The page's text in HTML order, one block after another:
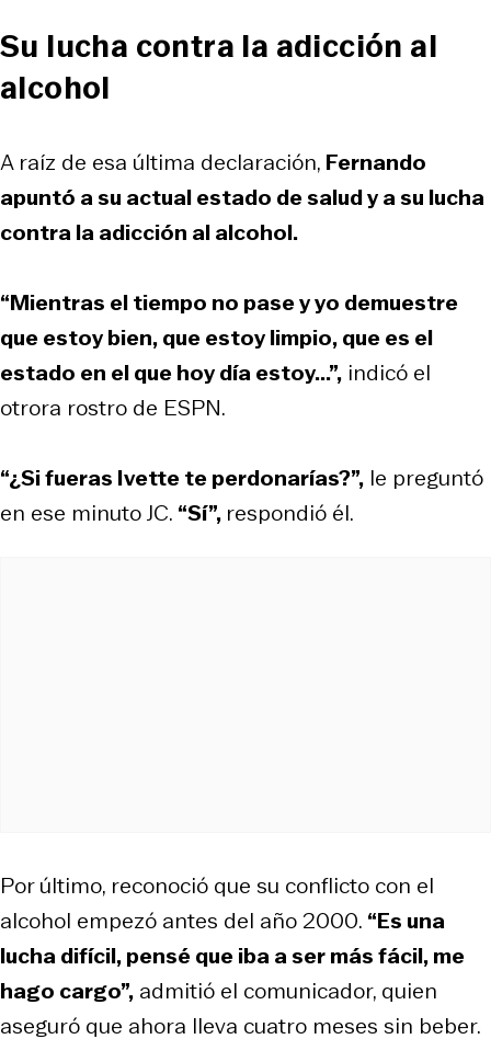
Su lucha contra la adicción al
alcohol
A raíz de esa última declaración, Fernando
apuntó a su actual estado de salud y a su lucha
contra la adicción al alcohol.
“Mientras el tiempo no pase y yo demuestre
que estoy bien, que estoy limpio, que es el
estado en el que hoy día estoy...”, indicó el
otrora rostro de ESPN.
“¿Si fueras Ivette te perdonarías?”, le preguntó
en ese minuto JC. “Sí”, respondió él.
Por último, reconoció que su conflicto con el
alcohol empezó antes del año 2000. “Es una
lucha difícil, pensé que iba a ser más fácil, me
hago cargo”, admitió el comunicador, quien
aseguró que ahora lleva cuatro meses sin beber.